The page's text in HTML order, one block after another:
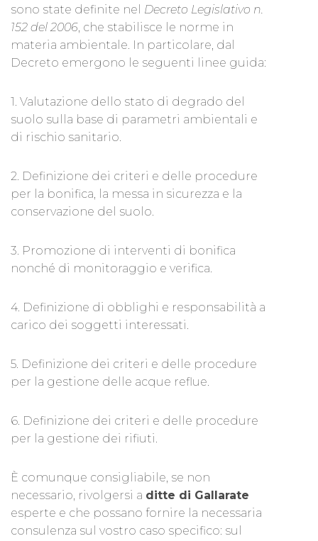
sono state definite nel Decreto Legislativo n.
152 del 2006, che stabilisce le norme in
materia ambientale. In particolare, dal
Decreto emergono le seguenti linee guida:
1. Valutazione dello stato di degrado del
suolo sulla base di parametri ambientali e
di rischio sanitario.
2. Definizione dei criteri e delle procedure
per la bonifica, la messa in sicurezza e la
conservazione del suolo.
3. Promozione di interventi di bonifica
nonché di monitoraggio e verifica.
4. Definizione di obblighi e responsabilità a
carico dei soggetti interessati.
5. Definizione dei criteri e delle procedure
per la gestione delle acque reflue.
6. Definizione dei criteri e delle procedure
per la gestione dei rifiuti.
È comunque consigliabile, se non
necessario, rivolgersi a ditte di Gallarate
esperte e che possano fornire la necessaria
consulenza sul vostro caso specifico: sul